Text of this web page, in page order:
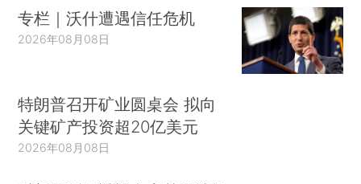
专栏｜沃什遭遇信任危机
2026年08月08日
特朗普召开矿业圆桌会 拟向
关键矿产投资超20亿美元
2026年08月08日